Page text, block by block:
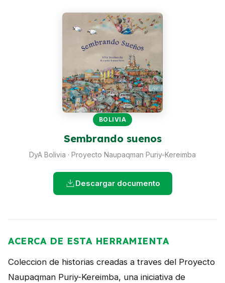
En Argentina
Publicaciones
Caja de Herramientas
NOTICIAS
CONTACTO
BOLIVIA
Sembrando suenos
DyA Bolivia · Proyecto Naupaqman Puriy-Kereimba
Descargar documento
ACERCA DE ESTA HERRAMIENTA
Coleccion de historias creadas a traves del Proyecto
Naupaqman Puriy-Kereimba, una iniciativa de